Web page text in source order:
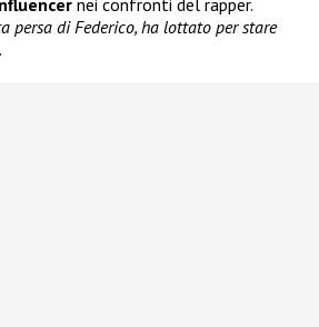
nei confronti del rapper.
persa di Federico, ha lottato per stare